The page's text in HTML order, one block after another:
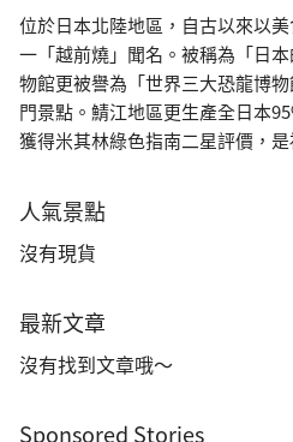
位於日本北陸地區，自古以來以
一「越前燒」聞名。被稱為「日
物館更被譽為「世界三大恐龍博
門景點。鯖江地區更生產全日本
獲得米其林綠色指南二星評價，
人氣景點
沒有現貨
最新文章
沒有找到文章哦～
Sponsored Stories